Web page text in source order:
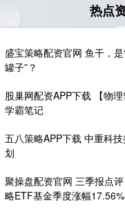
热点
盛宝策略配资官网 鱼干，是
罐子”？
股巢网配资APP下载 【物
学霸笔记
五八策略APP下载 中重科
划
聚操盘配资官网 三季报点
略ETF基金季度涨幅17.56%